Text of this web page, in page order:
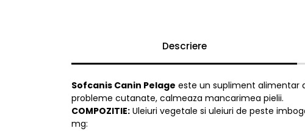
Descriere
Sofcanis Canin Pelage este un supliment alimentar
probleme cutanate, calmeaza mancarimea pielii.
COMPOZITIE: Uleiuri vegetale si uleiuri de peste
mg: